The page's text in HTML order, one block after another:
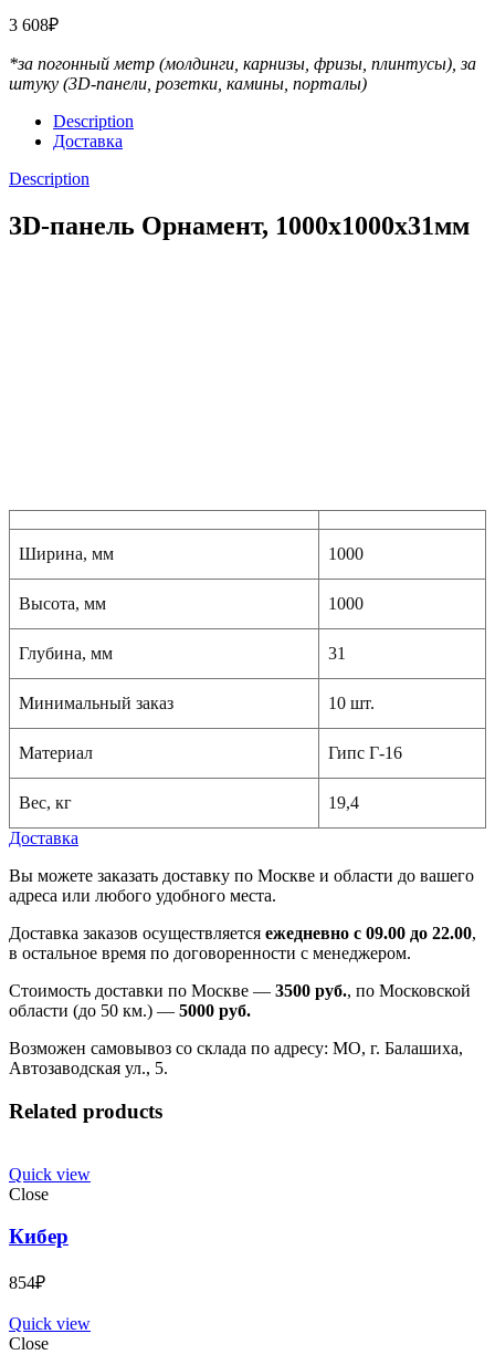
3 608₽
*за погонный метр (молдинги, карнизы, фризы, плинтусы), за
штуку (3D-панели, розетки, камины, порталы)
Description
Доставка
Description
3D-панель Орнамент, 1000x1000x31мм
Ширина, мм 1000
Высота, мм 1000
Глубина, мм 31
Минимальный заказ 10 шт.
Материал Гипс Г-16
Вес, кг
19,4
Доставка
Вы можете заказать доставку по Москве и области до вашего
адреса или любого удобного места.
Доставка заказов осуществляется ежедневно с 09.00 до 22.00,
в остальное время по договоренности с менеджером.
Стоимость доставки по Москве — 3500 руб., по Московской
области (до 50 км.) — 5000 руб.
Возможен самовывоз со склада по адресу: МО, г. Балашиха,
Автозаводская ул., 5.
Related products
Quick view
Close
Кибер
854₽
Quick view
Close